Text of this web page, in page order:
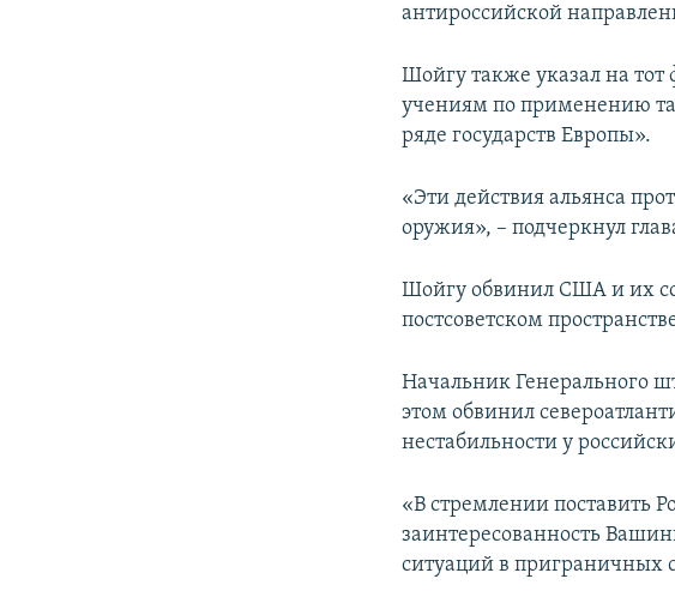
антироссийской
Шойгу также указал на
учениям по применению
ряде государств Европы».
«Эти действия альянса
оружия», – подчеркнул
Шойгу обвинил США и их
постсоветском
Начальник Генерального
этом обвинил
нестабильности у
«В стремлении поставить
заинтересованность
ситуаций в приграничных